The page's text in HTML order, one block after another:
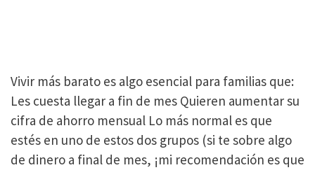
cumpleaños
Vivir más barato es algo esencial para familias que:
Les cuesta llegar a fin de mes Quieren aumentar su
cifra de ahorro mensual Lo más normal es que
estés en uno de estos dos grupos (si te sobre algo
de dinero a final de mes, ¡mi recomendación es que